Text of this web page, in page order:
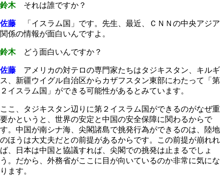
鈴木それは誰ですか？
佐藤 「イスラム国」です。先生、最近、ＣＮＮの中央アジア
関係の情報が面白いんですよ。
鈴木どう面白いんですか？
佐藤 アメリカの対テロの専門家たちはタジキスタン、キルギ
ス、新疆ウイグル自治区からカザフスタン東部にわたって「第
２イスラム国」ができる可能性があるとみています。
ここ、タジキスタン辺りに第２イスラム国ができるのがなぜ重
要かというと、世界の安定と中国の安全保障に関わるからで
す。中国が南シナ海、尖閣諸島で挑発行為ができるのは、陸地
のほうは大丈夫だとの前提があるからです。この前提が崩れれ
ば、日本は中国と協議すれば、尖閣での挑発は止まるでしょ
う。だから、外務省がここに目が向いているのか非常に気にな
ります。